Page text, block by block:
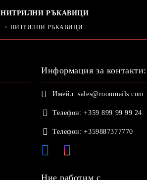
НИТРИЛНИ РЪКАВИЦИ
НИТРИЛНИ РЪКАВИЦИ
Информация за контакти:
Имейл: sales@roomnails.com
Телефон: +359 899 99 99 24
Телефон: +359887377770
Ние работим с